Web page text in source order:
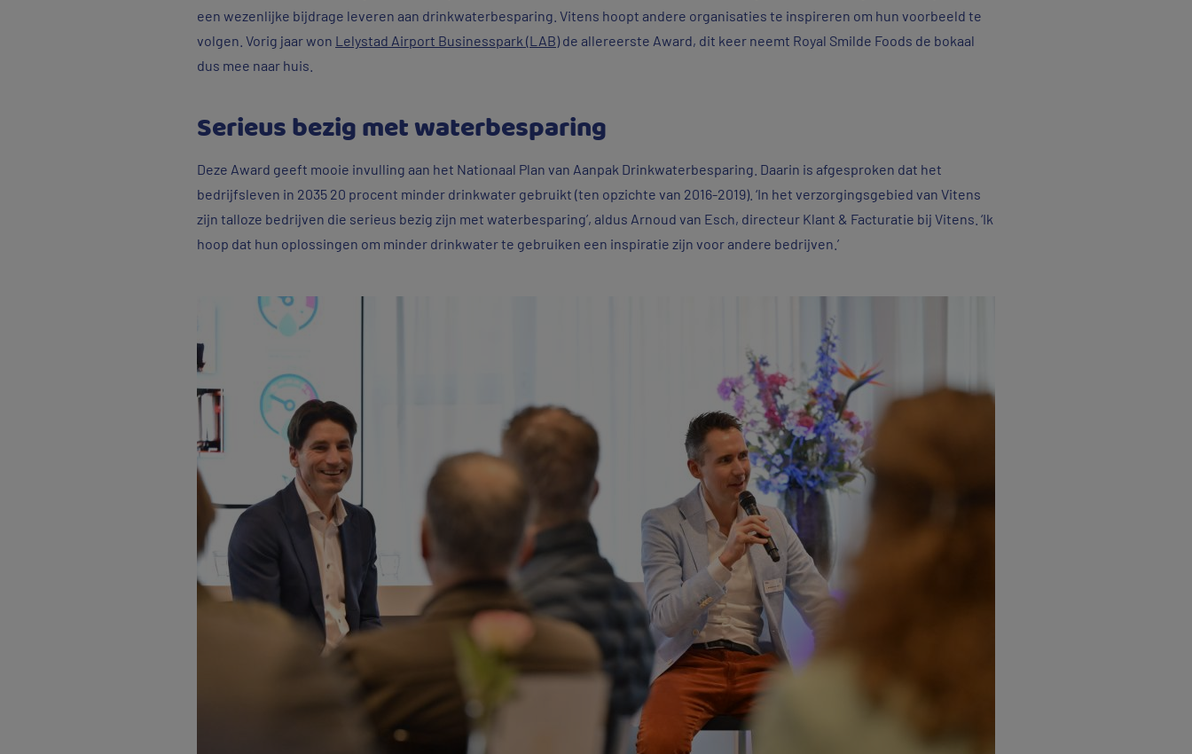
een wezenlijke bijdrage leveren aan drinkwaterbesparing. Vitens hoopt andere organisaties te inspireren om hun voorbeeld te
volgen. Vorig jaar won Lelystad Airport Businesspark (LAB) de allereerste Award, dit keer neemt Royal Smilde Foods de bokaal
dus mee naar huis.
Serieus bezig met waterbesparing
Deze Award geeft mooie invulling aan het Nationaal Plan van Aanpak Drinkwaterbesparing. Daarin is afgesproken dat het
bedrijfsleven in 2035 20 procent minder drinkwater gebruikt (ten opzichte van 2016-2019). ‘In het verzorgingsgebied van Vitens
zijn talloze bedrijven die serieus bezig zijn met waterbesparing’, aldus Arnoud van Esch, directeur Klant & Facturatie bij Vitens. ‘Ik
hoop dat hun oplossingen om minder drinkwater te gebruiken een inspiratie zijn voor andere bedrijven.’